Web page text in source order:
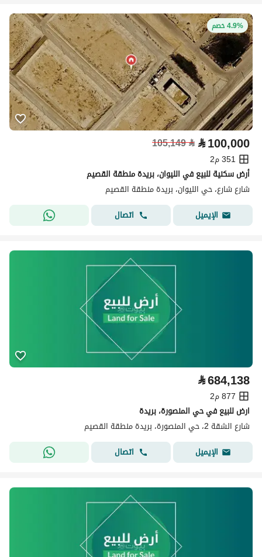
4.9% خصم
⃁100,000
⃁
105,149
351 م2
أرض سكنية للبيع في الليوان، بريدة منطقة القصيم
شارع شارع، حي الليوان، بريدة منطقة القصيم
الإيميل
اتصال
⃁684,138
877 م2
ارض للبيع في حي المنصورة، بريدة
شارع الشقة 2، حي المنصورة، بريدة منطقة القصيم
الإيميل
اتصال